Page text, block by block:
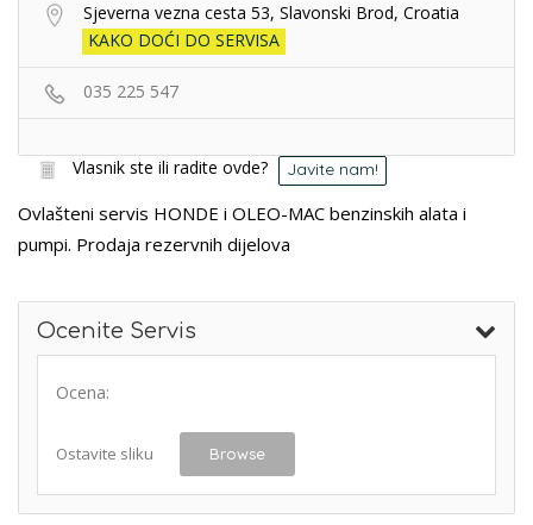
Sjeverna vezna cesta 53, Slavonski Brod, Croatia
KAKO DOĆI DO SERVISA
035 225 547
Vlasnik ste ili radite ovde? Javite nam!
Ovlašteni servis HONDE i OLEO-MAC benzinskih alata i
pumpi. Prodaja rezervnih dijelova
Ocenite Servis
Ocena:
Ostavite sliku Browse